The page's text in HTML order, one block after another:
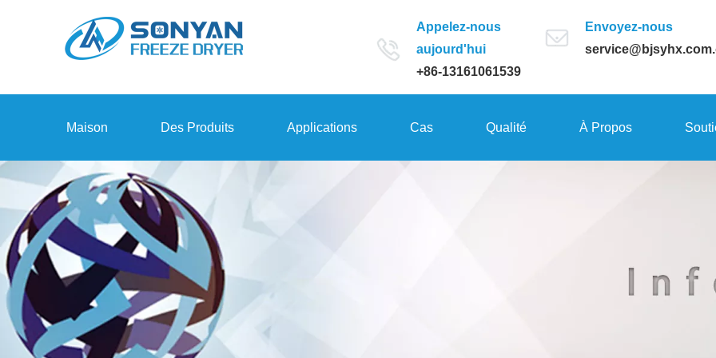
Appelez-nous
aujourd'hui
+86-13161061539
Envoyez-nous
Maison Des Produits Applications Cas Qualité À Propos